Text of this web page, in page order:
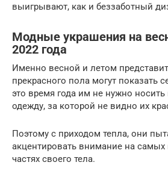
выигрывают, как и беззаботный
Модные украшения на
2022 года
Именно весной и летом
прекрасного пола могут показать
это время года им не нужно
одежду, за которой не видно их
Поэтому с приходом тепла, они
акцентировать внимание на самых
частях своего тела.